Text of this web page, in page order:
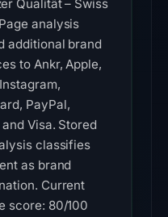
Qualität – Swiss
analysis
additional brand
to Ankr, Apple,
PayPal,
Visa. Stored
classifies
as brand
Current
score: 80/100